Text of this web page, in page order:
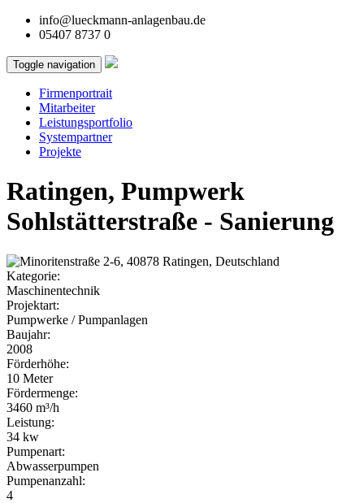
info@lueckmann-anlagenbau.de
05407 8737 0
Toggle navigation
Firmenportrait
Mitarbeiter
Leistungsportfolio
Systempartner
Projekte
Ratingen, Pumpwerk
Sohlstätterstraße - Sanierung
Kategorie:
Maschinentechnik
Projektart:
Pumpwerke / Pumpanlagen
Baujahr:
2008
Förderhöhe:
10 Meter
Fördermenge:
3460 m³/h
Leistung:
34 kw
Pumpenart:
Abwasserpumpen
Pumpenanzahl:
4